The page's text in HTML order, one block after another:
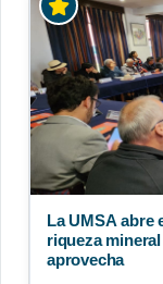
La UMSA abre
riqueza
aprovecha